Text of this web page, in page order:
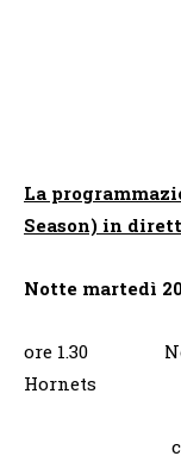
La
Season) in
Notte martedì
ore 1.30 New
Hornets